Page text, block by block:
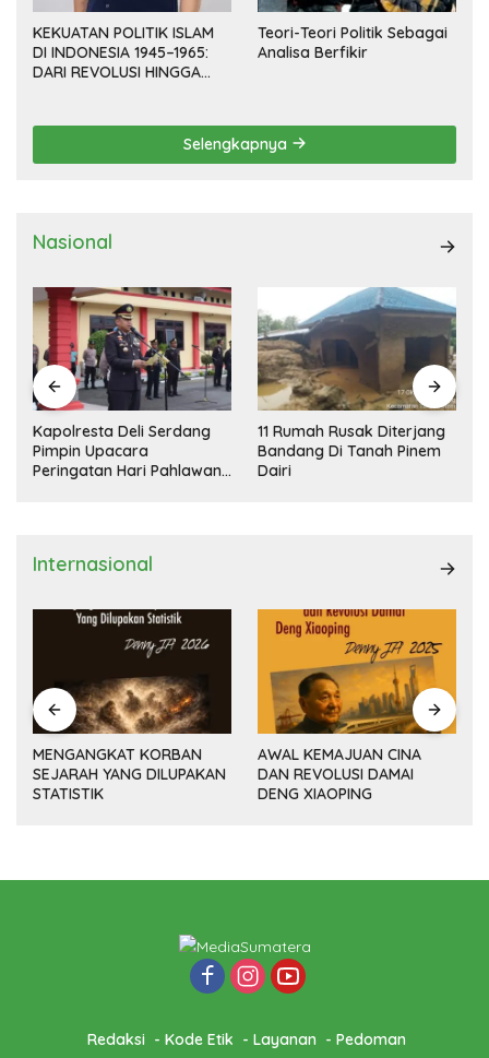
KEKUATAN POLITIK ISLAM
DI INDONESIA 1945–1965:
DARI REVOLUSI HINGGA
Teori-Teori Politik Sebagai
Analisa Berfikir
Selengkapnya
Nasional
Kapolresta Deli Serdang
Pimpin Upacara
Peringatan Hari Pahlawan
11 Rumah Rusak Diterjang
Bandang Di Tanah Pinem
Dairi
Internasional
MENGANGKAT KORBAN
SEJARAH YANG DILUPAKAN
STATISTIK
AWAL KEMAJUAN CINA
DAN REVOLUSI DAMAI
DENG XIAOPING
Redaksi Kode Etik Layanan Pedoman